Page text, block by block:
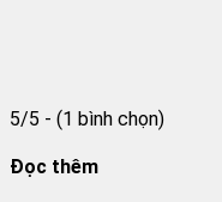
5/5 - (1 bình chọn)
Đọc thêm